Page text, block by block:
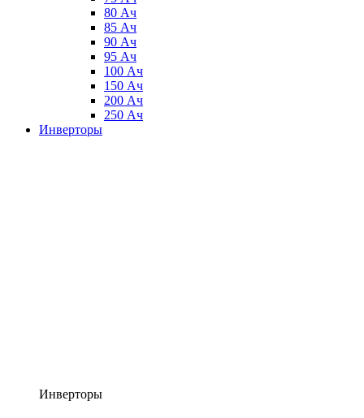
80 Ач
85 Ач
90 Ач
95 Ач
100 Ач
150 Ач
200 Ач
250 Ач
Инверторы
Инверторы